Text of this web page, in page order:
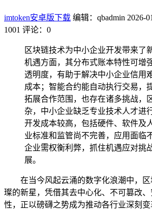
imtoken安卓版下载 编辑：qbadmin 2026-
1001 评论：0
区块链技术为中小企业开发带来了
机遇方面，其分布式账本特性可增
透明度，有助于解决中小企业信用
成本；智能合约能自动执行交易，
拓展合作范围，也存在诸多挑战，
杂，中小企业缺乏专业技术人才进
开发成本较高，包括硬件、软件及
业标准和监管尚不完善，应用面临
企业需权衡利弊，抓住机遇应对挑
展。
在当今风起云涌的数字化浪潮中，
璨的新星，凭借其去中心化、不可篡改
性，正以磅礴之势成为推动各行业深刻